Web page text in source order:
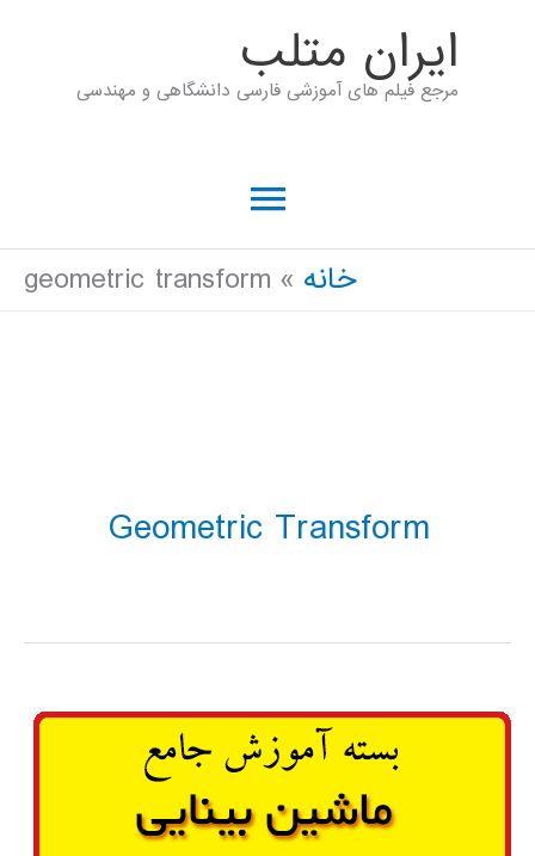
ايران متلب
مرجع فیلم های آموزشی فارسی دانشگاهی و مهندسی
فهرست
اصلی خانه geometric transform
Geometric Transform